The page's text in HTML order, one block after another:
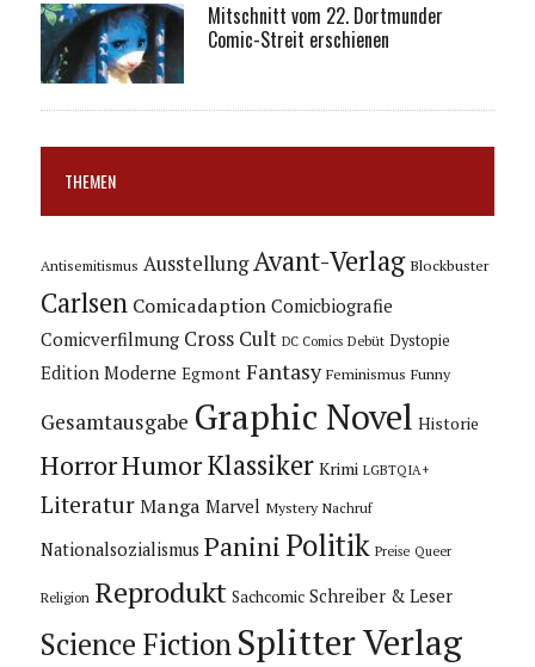
Mitschnitt vom 22. Dortmunder
Comic-Streit erschienen
THEMEN
Antisemitismus Ausstellung Avant-Verlag Blockbuster
Carlsen Comicadaption Comicbiografie
Comicverfilmung Cross Cult DC Comics Debüt Dystopie
Edition Moderne Egmont Fantasy Feminismus Funny
Gesamtausgabe Graphic Novel Historie
HorrorHumorKlassiker Krimi LGBTQIA+
Literatur Manga Marvel Mystery Nachruf
Nationalsozialismus Panini Politik Preise Queer
Religion Reprodukt Sachcomic Schreiber & Leser
Science Fiction Splitter Verlag